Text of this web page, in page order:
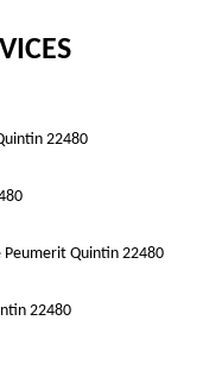
22480
Quintin 22480
22480